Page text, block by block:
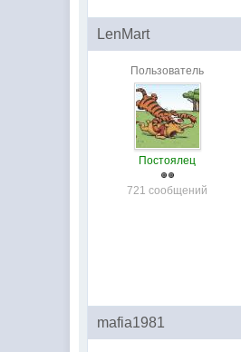
LenMart
Пользователь
Постоялец
721 сообщений
mafia1981